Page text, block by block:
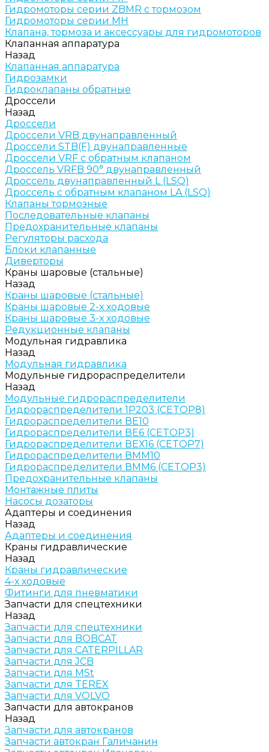
Гидромоторы серии ZBMR с тормозом
Гидромоторы серии МH
Клапана, тормоза и аксессуары для гидромоторов
Клапанная аппаратура
Назад
Клапанная аппаратура
Гидрозамки
Гидроклапаны обратные
Дроссели
Назад
Дроссели
Дроссели VRB двунаправленный
Дроссели STB(F) двунаправленные
Дроссели VRF с обратным клапаном
Дроссель VRFB 90° двунаправленный
Дроссель двунаправленный L (LSQ)
Дроссель с обратным клапаном LA (LSQ)
Клапаны тормозные
Последовательные клапаны
Предохранительные клапаны
Регуляторы расхода
Блоки клапанные
Диверторы
Краны шаровые (стальные)
Назад
Краны шаровые (стальные)
Краны шаровые 2-х ходовые
Краны шаровые 3-х ходовые
Редукционные клапаны
Модульная гидравлика
Назад
Модульная гидравлика
Модульные гидрораспределители
Назад
Модульные гидрораспределители
Гидрораспределители 1Р203 (CETOP8)
Гидрораспределители ВЕ10
Гидрораспределители ВЕ6 (CETOP3)
Гидрораспределители ВЕХ16 (CETOP7)
Гидрораспределители ВММ10
Гидрораспределители ВММ6 (CETOP3)
Предохранительные клапаны
Монтажные плиты
Насосы дозаторы
Адаптеры и соединения
Назад
Адаптеры и соединения
Краны гидравлические
Назад
Краны гидравлические
4-х ходовые
Фитинги для пневматики
Запчасти для спецтехники
Назад
Запчасти для спецтехники
Запчасти для BOBCAT
Запчасти для CATERPILLAR
Запчасти для JCB
Запчасти для MSt
Запчасти для TEREX
Запчасти для VOLVO
Запчасти для автокранов
Назад
Запчасти для автокранов
Запчасти автокран Галичанин